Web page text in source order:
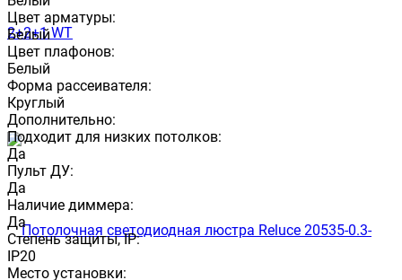
Цвет арматуры:
Белый
Цвет плафонов:
Белый
Форма рассеивателя:
Круглый
Дополнительно:
Подходит для низких потолков:
Да
Пульт ДУ:
Да
Наличие диммера:
Да
Степень защиты, IP:
IP20
Место установки: